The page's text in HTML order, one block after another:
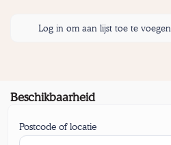
Log in om aan lijst toe te voegen
Beschikbaarheid
Postcode of locatie